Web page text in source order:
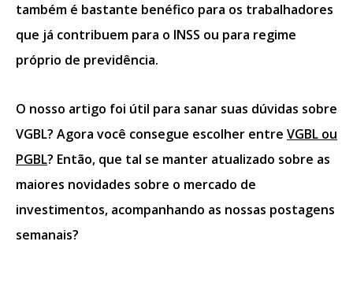
também é bastante benéfico para os trabalhadores
que já contribuem para o INSS ou para regime
próprio de previdência.
O nosso artigo foi útil para sanar suas dúvidas sobre
VGBL? Agora você consegue escolher entre VGBL ou
PGBL? Então, que tal se manter atualizado sobre as
maiores novidades sobre o mercado de
investimentos, acompanhando as nossas postagens
semanais?